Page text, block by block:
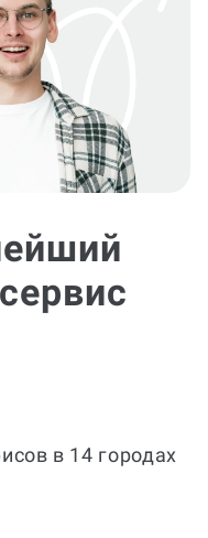
в 14 городах